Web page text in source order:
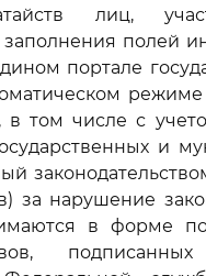
лиц,
полей
портале
режиме
в том числе с
и
нарушение
в форме
подписанных